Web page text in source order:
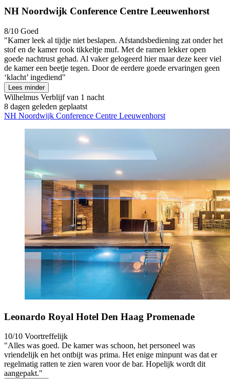
NH Noordwijk Conference Centre Leeuwenhorst
8/10 Goed
"Kamer leek al tijdje niet beslapen. Afstandsbediening zat onder het
stof en de kamer rook tikkeltje muf. Met de ramen lekker open
goede nachtrust gehad. Al vaker gelogeerd hier maar deze keer viel
de kamer een beetje tegen. Door de eerdere goede ervaringen geen
‘klacht’ ingediend"
Lees minder
Wilhelmus Verblijf van 1 nacht
8 dagen geleden geplaatst
NH Noordwijk Conference Centre Leeuwenhorst
Leonardo Royal Hotel Den Haag Promenade
10/10 Voortreffelijk
"Alles was goed. De kamer was schoon, het personeel was
vriendelijk en het ontbijt was prima. Het enige minpunt was dat er
regelmatig ratten te zien waren voor de bar. Hopelijk wordt dit
aangepakt."